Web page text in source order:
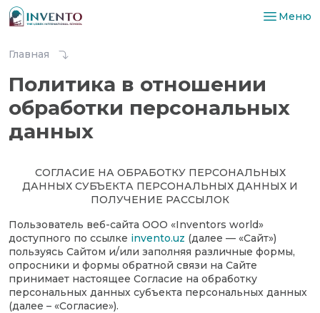
Меню
Главная
Политика в отношении
обработки персональных
данных
СОГЛАСИЕ НА ОБРАБОТКУ ПЕРСОНАЛЬНЫХ
ДАННЫХ СУБЪЕКТА ПЕРСОНАЛЬНЫХ ДАННЫХ И
ПОЛУЧЕНИЕ РАССЫЛОК
Пользователь веб-сайта ООО «Inventors world»
доступного по ссылке invento.uz (далее — «Сайт»)
пользуясь Сайтом и/или заполняя различные формы,
опросники и формы обратной связи на Сайте
принимает настоящее Согласие на обработку
персональных данных субъекта персональных данных
(далее – «Согласие»).